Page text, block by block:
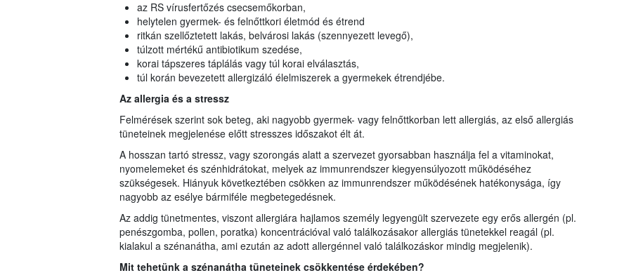
az RS vírusfertőzés csecsemőkorban,
helytelen gyermek- és felnőttkori életmód és étrend
ritkán szellőztetett lakás, belvárosi lakás (szennyezett levegő),
túlzott mértékű antibiotikum szedése,
korai tápszeres táplálás vagy túl korai elválasztás,
túl korán bevezetett allergizáló élelmiszerek a gyermekek étrendjébe.
Az allergia és a stressz
Felmérések szerint sok beteg, aki nagyobb gyermek- vagy felnőttkorban lett allergiás, az első allergiás
tüneteinek megjelenése előtt stresszes időszakot élt át.
A hosszan tartó stressz, vagy szorongás alatt a szervezet gyorsabban használja fel a vitaminokat,
nyomelemeket és szénhidrátokat, melyek az immunrendszer kiegyensúlyozott működéséhez
szükségesek. Hiányuk következtében csökken az immunrendszer működésének hatékonysága, így
nagyobb az esélye bármiféle megbetegedésnek.
Az addig tünetmentes, viszont allergiára hajlamos személy legyengült szervezete egy erős allergén (pl.
penészgomba, pollen, poratka) koncentrációval való találkozásakor allergiás tünetekkel reagál (pl.
kialakul a szénanátha, ami ezután az adott allergénnel való találkozáskor mindig megjelenik).
Mit tehetünk a szénanátha tüneteinek csökkentése érdekében?